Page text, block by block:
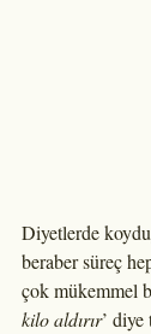
Diyetlerde
beraber süreç
çok mükemmel
kilo aldırır’ diye